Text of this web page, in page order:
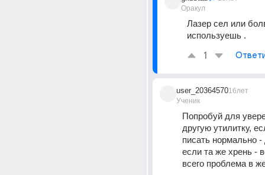
Оракул
Лазер сел или
используешь .
1
user_20364570
Ученик
16лет
Попробуй для
другую утилитку,
писать нормально
если та же хрень -
всего проблема в